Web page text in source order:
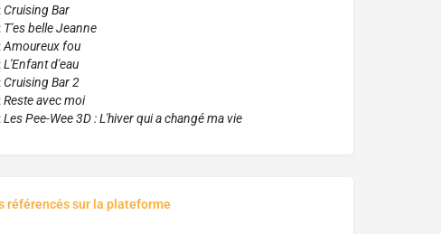
Cruising Bar
T'es belle Jeanne
Amoureux fou
L'Enfant d'eau
Cruising Bar 2
Reste avec moi
Les Pee-Wee 3D : L'hiver qui a changé ma vie
référencés sur la plateforme